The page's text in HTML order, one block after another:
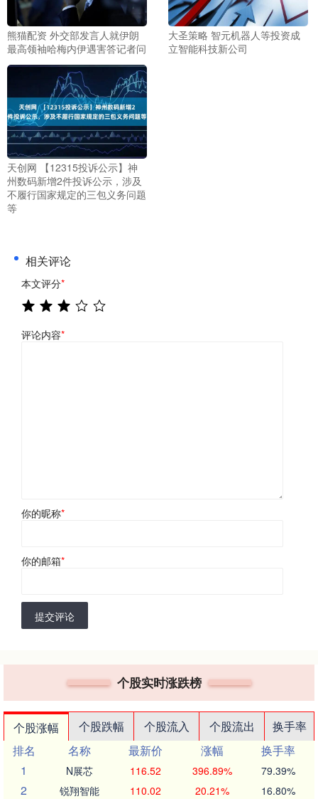
熊猫配资 外交部发言人就伊朗
最高领袖哈梅内伊遇害答记者问
大圣策略 智元机器人等投资成
立智能科技新公司
天创网 【12315投诉公示】神
州数码新增2件投诉公示，涉及
不履行国家规定的三包义务问题
等
相关评论
本文评分*
评论内容*
你的昵称*
你的邮箱*
提交评论
个股实时涨跌榜
个股涨幅 个股跌幅 个股流入 个股流出
换手率
排名
名称 最新价 涨幅
换手率
1
N展芯 116.52 396.89% 79.39%
2 锐翔智能 110.02 20.21% 16.80%